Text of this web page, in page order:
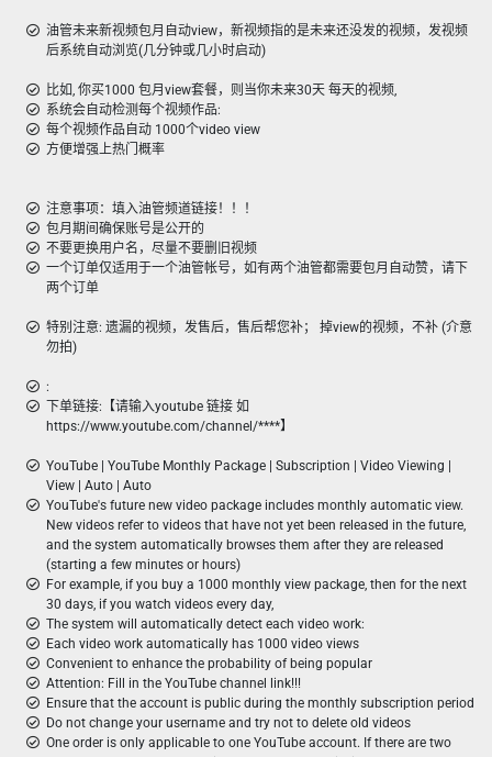
油管未来新视频包月自动view，新视频指的是未来还没发的视频，发视频
后系统自动浏览(几分钟或几小时启动)
比如, 你买1000 包月view套餐，则当你未来30天 每天的视频,
系统会自动检测每个视频作品:
每个视频作品自动 1000个video view
方便增强上热门概率
注意事项：填入油管频道链接！！！
包月期间确保账号是公开的
不要更换用户名，尽量不要删旧视频
一个订单仅适用于一个油管帐号，如有两个油管都需要包月自动赞，请下
两个订单
特别注意: 遗漏的视频，发售后，售后帮您补； 掉view的视频，不补 (介意
勿拍)
:
下单链接:【请输入youtube 链接 如
https://www.youtube.com/channel/****】
YouTube | YouTube Monthly Package | Subscription | Video Viewing |
View | Auto | Auto
YouTube's future new video package includes monthly automatic view.
New videos refer to videos that have not yet been released in the future,
and the system automatically browses them after they are released
(starting a few minutes or hours)
For example, if you buy a 1000 monthly view package, then for the next
30 days, if you watch videos every day,
The system will automatically detect each video work:
Each video work automatically has 1000 video views
Convenient to enhance the probability of being popular
Attention: Fill in the YouTube channel link!!!
Ensure that the account is public during the monthly subscription period
Do not change your username and try not to delete old videos
One order is only applicable to one YouTube account. If there are two